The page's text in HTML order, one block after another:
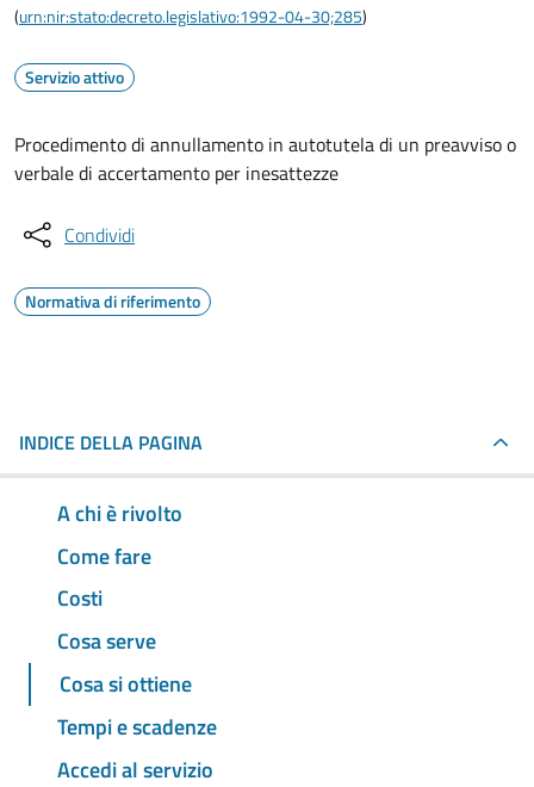
(urn:nir:stato:decreto.legislativo:1992-04-30;285)
Servizio attivo
Procedimento di annullamento in autotutela di un preavviso o
verbale di accertamento per inesattezze
Condividi
Normativa di riferimento
INDICE DELLA PAGINA
A chi è rivolto
Come fare
Costi
Cosa serve
Cosa si ottiene
Tempi e scadenze
Accedi al servizio